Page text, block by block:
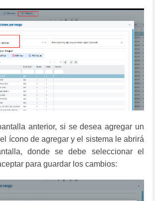
anterior, si se desea agregar un
ícono de agregar y el sistema le abrirá
donde se debe seleccionar el
para guardar los cambios: